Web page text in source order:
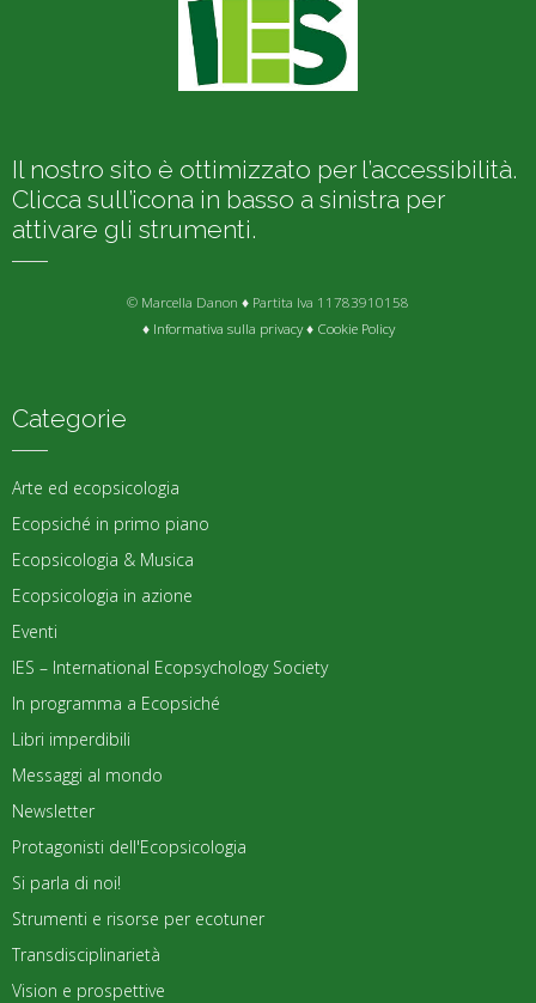
Il nostro sito è ottimizzato per l’accessibilità.
Clicca sull’icona in basso a sinistra per
attivare gli strumenti.
© Marcella Danon ♦ Partita Iva 11783910158
♦ Informativa sulla privacy♦ Cookie Policy
Categorie
Arte ed ecopsicologia
Ecopsiché in primo piano
Ecopsicologia & Musica
Ecopsicologia in azione
Eventi
IES – International Ecopsychology Society
In programma a Ecopsiché
Libri imperdibili
Messaggi al mondo
Newsletter
Protagonisti dell'Ecopsicologia
Si parla di noi!
Strumenti e risorse per ecotuner
Transdisciplinarietà
Vision e prospettive